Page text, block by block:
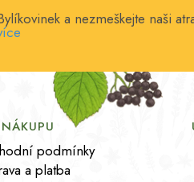
a nezmeškejte naši
podmínky
a platba